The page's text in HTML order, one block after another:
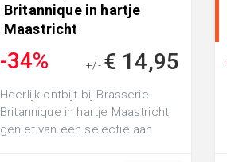
Britannique in hartje
Maastricht
-34% +/- € 14,95
Heerlijk ontbijt bij Brasserie
Britannique in hartje Maastricht:
geniet van een selectie aan